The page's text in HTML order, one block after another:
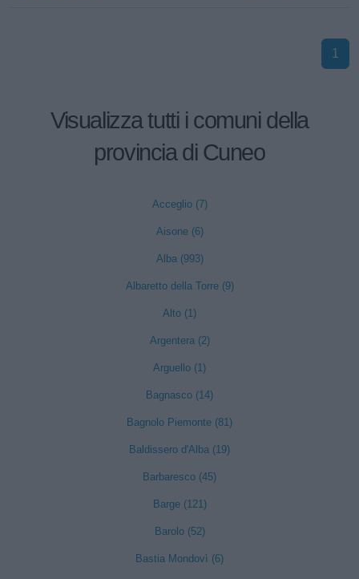
1
Visualizza tutti i comuni della
provincia di Cuneo
Acceglio (7)
Aisone (6)
Alba (993)
Albaretto della Torre (9)
Alto (1)
Argentera (2)
Arguello (1)
Bagnasco (14)
Bagnolo Piemonte (81)
Baldissero d'Alba (19)
Barbaresco (45)
Barge (121)
Barolo (52)
Bastia Mondovì (6)